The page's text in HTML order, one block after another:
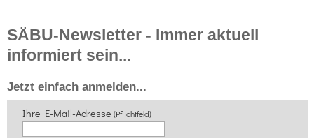
SÄBU-Newsletter - Immer aktuell
informiert sein...
Jetzt einfach anmelden...
Ihre E-Mail-Adresse (Pflichtfeld)